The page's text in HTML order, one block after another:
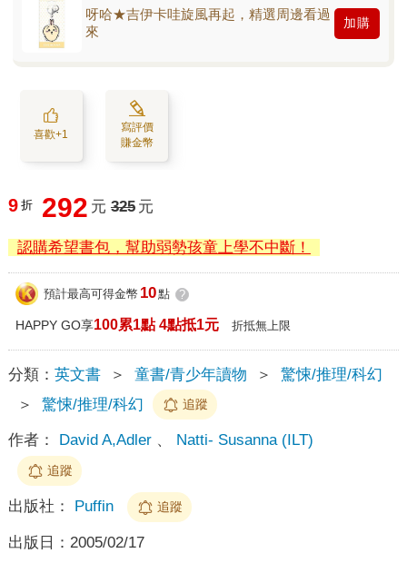
呀哈★吉伊卡哇旋風再起，精選周邊看過
來
加購
喜歡+1
寫評價
賺金幣
9 折 292 元 325 元
認購希望書包，幫助弱勢孩童上學不中斷！
預計最高可得金幣 10點 ?
HAPPY GO享100累1點 4點抵1元 折抵無上限
分類： 英文書 ＞ 童書/青少年讀物 ＞
驚悚/推理/科幻
＞
驚悚/推理/科幻 追蹤
作者： David A,Adler、 Natti- Susanna (ILT)
追蹤
出版社： Puffin 追蹤
出版日： 2005/02/17